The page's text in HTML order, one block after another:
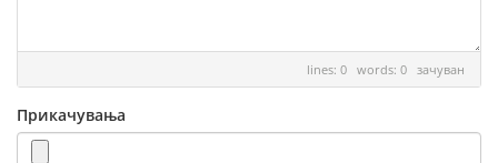
lines: 0 words: 0 зачуван
Прикачувања